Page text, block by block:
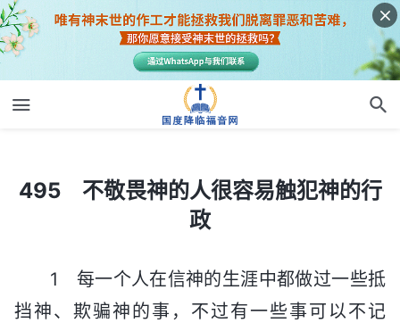
495 不敬畏神的人很容易触犯神的行政
495 不敬畏神的人很容易触犯神的行
政
1 每一个人在信神的生涯中都做过一些抵
挡神、欺骗神的事，不过有一些事可以不记